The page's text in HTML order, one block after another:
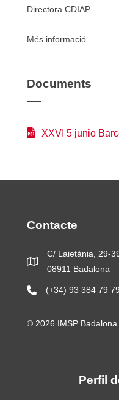
Directora CDIAP
Més informació
Documents
XXVI 5 junio
Contacte
C/ Laietània, 29-
08911 Badalona
(+34) 93 384 79 79
© 2026 IMSP Badalona
Perfil